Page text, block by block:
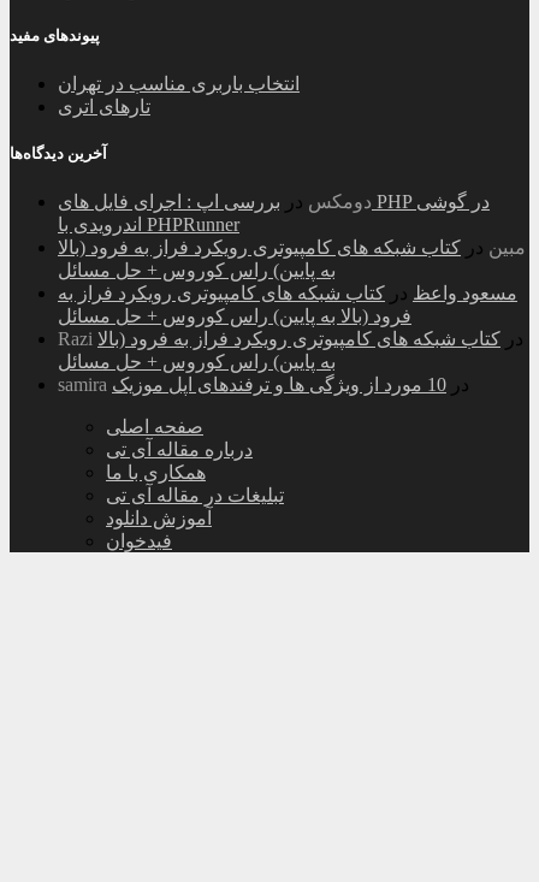
پیوندهای مفید
انتخاب باربری مناسب در تهران
تارهای اتری
آخرین دیدگاه‌ها
دومکس در بررسی اپ : اجرای فایل های PHP در گوشی
اندرویدی با PHPRunner
مبین در کتاب شبکه های کامپیوتری رویکرد فراز به فرود (بالا
به پایین) راس کوروس + حل مسائل
مسعود واعظ در کتاب شبکه های کامپیوتری رویکرد فراز به
فرود (بالا به پایین) راس کوروس + حل مسائل
Razi
در کتاب شبکه های کامپیوتری رویکرد فراز به فرود (بالا
به پایین) راس کوروس + حل مسائل
samira
در 10 مورد از ویژگی ها و ترفندهای اپل موزیک
صفحه اصلی
درباره مقاله آی تی
همکاری با ما
تبلیغات در مقاله آی تی
آموزش دانلود
فیدخوان